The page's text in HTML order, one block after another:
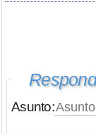
Asunto: